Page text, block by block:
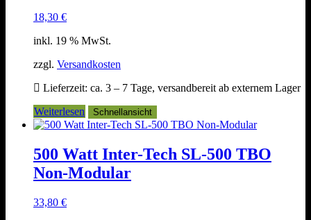
18,30 €
inkl. 19 % MwSt.
zzgl. Versandkosten
Lieferzeit: ca. 3 – 7 Tage, versandbereit ab externem Lager
Weiterlesen
Schnellansicht
500 Watt Inter-Tech SL-500 TBO
Non-Modular
33,80 €